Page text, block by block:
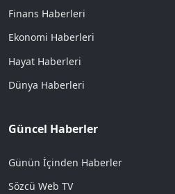
Finans Haberleri
Ekonomi Haberleri
Hayat Haberleri
Dünya Haberleri
Güncel Haberler
Günün İçinden Haberler
Sözcü Web TV